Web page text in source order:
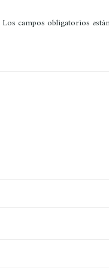
Los campos obligatorios